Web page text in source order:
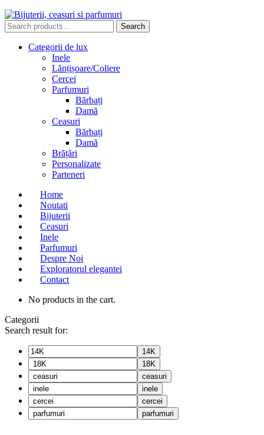
Search
for:
Search
Categorii de lux
Inele
Lănțișoare/Coliere
Cercei
Parfumuri
Bărbați
Damă
Ceasuri
Bărbați
Damă
Brățări
Personalizate
Parteneri
Home
Noutati
Bijuterii
Ceasuri
Inele
Parfumuri
Despre Noi
Exploratorul elegantei
Contact
No products in the cart.
Categorii
Search result for:
14K
18K
ceasuri
inele
cercei
parfumuri